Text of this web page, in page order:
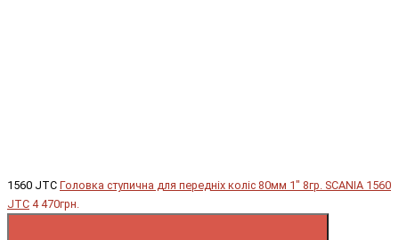
1560 JTC Головка ступична для передніх коліс 80мм 1" 8гр. SCANIA 1560
JTC 4 470грн.